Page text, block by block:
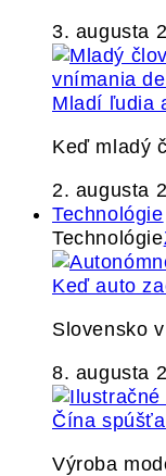
3. augusta
Mladí ľudia
Keď mladý
2. augusta
Technológie
Technológie
Keď auto
Slovensko
8. augusta
Čína
Výroba